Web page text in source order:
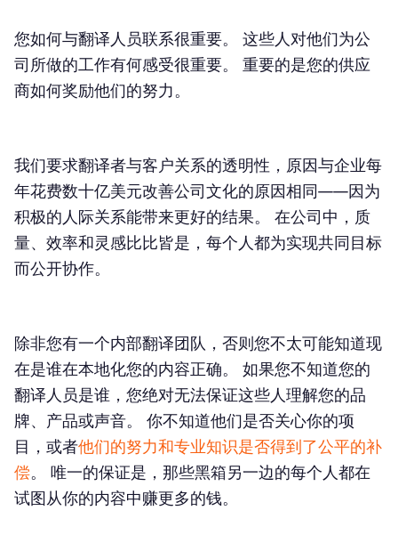
您如何与翻译人员联系很重要。 这些人对他们为公
司所做的工作有何感受很重要。 重要的是您的供应
商如何奖励他们的努力。
我们要求翻译者与客户关系的透明性，原因与企业每
年花费数十亿美元改善公司文化的原因相同——因为
积极的人际关系能带来更好的结果。 在公司中，质
量、效率和灵感比比皆是，每个人都为实现共同目标
而公开协作。
除非您有一个内部翻译团队，否则您不太可能知道现
在是谁在本地化您的内容正确。 如果您不知道您的
翻译人员是谁，您绝对无法保证这些人理解您的品
牌、产品或声音。 你不知道他们是否关心你的项
目，或者他们的努力和专业知识是否得到了公平的补
偿。 唯一的保证是，那些黑箱另一边的每个人都在
试图从你的内容中赚更多的钱。